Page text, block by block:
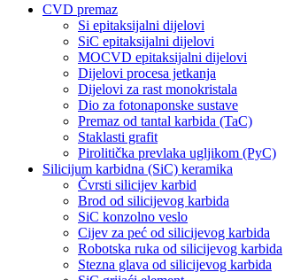
CVD premaz
Si epitaksijalni dijelovi
SiC epitaksijalni dijelovi
MOCVD epitaksijalni dijelovi
Dijelovi procesa jetkanja
Dijelovi za rast monokristala
Dio za fotonaponske sustave
Premaz od tantal karbida (TaC)
Staklasti grafit
Pirolitička prevlaka ugljikom (PyC)
Silicijum karbidna (SiC) keramika
Čvrsti silicijev karbid
Brod od silicijevog karbida
SiC konzolno veslo
Cijev za peć od silicijevog karbida
Robotska ruka od silicijevog karbida
Stezna glava od silicijevog karbida